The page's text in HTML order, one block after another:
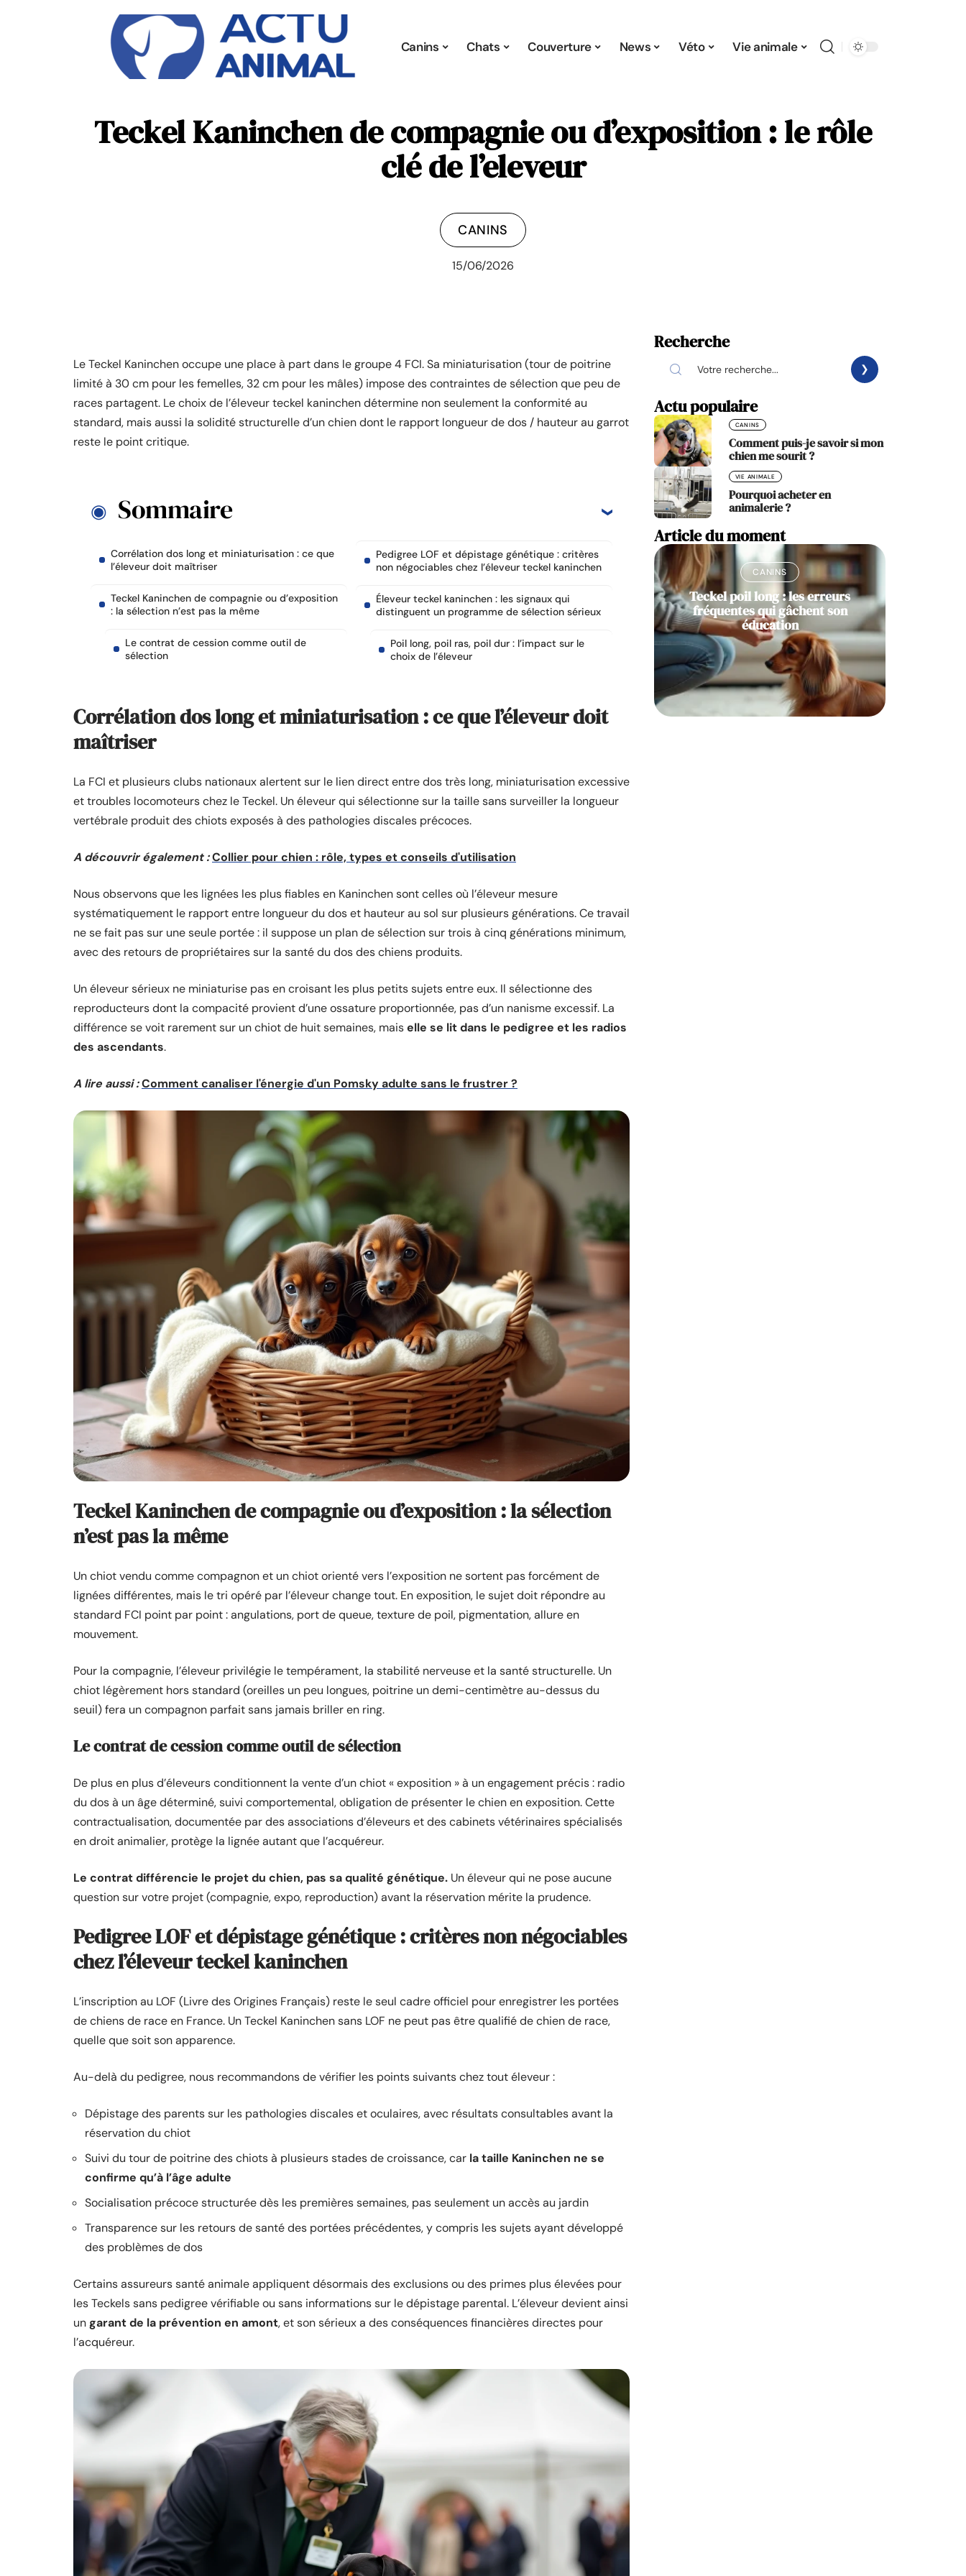
Canins Chats Couverture News Véto Vie animale
Teckel Kaninchen de compagnie ou d’exposition : le rôle
clé de l’eleveur
CANINS
15/06/2026
Le Teckel Kaninchen occupe une place à part dans le groupe 4 FCI. Sa miniaturisation (tour de poitrine
limité à 30 cm pour les femelles, 32 cm pour les mâles) impose des contraintes de sélection que peu de
races partagent. Le choix de l’éleveur teckel kaninchen détermine non seulement la conformité au
standard, mais aussi la solidité structurelle d’un chien dont le rapport longueur de dos / hauteur au garrot
reste le point critique.
Sommaire
Corrélation dos long et miniaturisation : ce que
l’éleveur doit maîtriser
Teckel Kaninchen de compagnie ou d’exposition
: la sélection n’est pas la même
Le contrat de cession comme outil de
sélection
Pedigree LOF et dépistage génétique : critères
non négociables chez l’éleveur teckel kaninchen
Éleveur teckel kaninchen : les signaux qui
distinguent un programme de sélection sérieux
Poil long, poil ras, poil dur : l’impact sur le
choix de l’éleveur
Corrélation dos long et miniaturisation : ce que l’éleveur doit
maîtriser
La FCI et plusieurs clubs nationaux alertent sur le lien direct entre dos très long, miniaturisation excessive
et troubles locomoteurs chez le Teckel. Un éleveur qui sélectionne sur la taille sans surveiller la longueur
vertébrale produit des chiots exposés à des pathologies discales précoces.
A découvrir également :Collier pour chien : rôle, types et conseils d'utilisation
Nous observons que les lignées les plus fiables en Kaninchen sont celles où l’éleveur mesure
systématiquement le rapport entre longueur du dos et hauteur au sol sur plusieurs générations. Ce travail
ne se fait pas sur une seule portée : il suppose un plan de sélection sur trois à cinq générations minimum,
avec des retours de propriétaires sur la santé du dos des chiens produits.
Un éleveur sérieux ne miniaturise pas en croisant les plus petits sujets entre eux. Il sélectionne des
reproducteurs dont la compacité provient d’une ossature proportionnée, pas d’un nanisme excessif. La
différence se voit rarement sur un chiot de huit semaines, maiselle se lit dans le pedigree et les radios
des ascendants.
A lire aussi :Comment canaliser l'énergie d'un Pomsky adulte sans le frustrer ?
Teckel Kaninchen de compagnie ou d’exposition : la sélection
n’est pas la même
Un chiot vendu comme compagnon et un chiot orienté vers l’exposition ne sortent pas forcément de
lignées différentes, mais le tri opéré par l’éleveur change tout. En exposition, le sujet doit répondre au
standard FCI point par point : angulations, port de queue, texture de poil, pigmentation, allure en
mouvement.
Pour la compagnie, l’éleveur privilégie le tempérament, la stabilité nerveuse et la santé structurelle. Un
chiot légèrement hors standard (oreilles un peu longues, poitrine un demi-centimètre au-dessus du
seuil) fera un compagnon parfait sans jamais briller en ring.
Le contrat de cession comme outil de sélection
De plus en plus d’éleveurs conditionnent la vente d’un chiot « exposition » à un engagement précis : radio
du dos à un âge déterminé, suivi comportemental, obligation de présenter le chien en exposition. Cette
contractualisation, documentée par des associations d’éleveurs et des cabinets vétérinaires spécialisés
en droit animalier, protège la lignée autant que l’acquéreur.
Le contrat différencie le projet du chien, pas sa qualité génétique. Un éleveur qui ne pose aucune
question sur votre projet (compagnie, expo, reproduction) avant la réservation mérite la prudence.
Pedigree LOF et dépistage génétique : critères non négociables
chez l’éleveur teckel kaninchen
L’inscription au LOF (Livre des Origines Français) reste le seul cadre officiel pour enregistrer les portées
de chiens de race en France. Un Teckel Kaninchen sans LOF ne peut pas être qualifié de chien de race,
quelle que soit son apparence.
Au-delà du pedigree, nous recommandons de vérifier les points suivants chez tout éleveur :
Dépistage des parents sur les pathologies discales et oculaires, avec résultats consultables avant la
réservation du chiot
Suivi du tour de poitrine des chiots à plusieurs stades de croissance, car la taille Kaninchen ne se
confirme qu’à l’âge adulte
Socialisation précoce structurée dès les premières semaines, pas seulement un accès au jardin
Transparence sur les retours de santé des portées précédentes, y compris les sujets ayant développé
des problèmes de dos
Certains assureurs santé animale appliquent désormais des exclusions ou des primes plus élevées pour
les Teckels sans pedigree vérifiable ou sans informations sur le dépistage parental. L’éleveur devient ainsi
ungarant de la prévention en amont, et son sérieux a des conséquences financières directes pour
l’acquéreur.
Recherche
Actu populaire
CANINS
Comment puis-je savoir si mon
chien me sourit ?
VIE ANIMALE
Pourquoi acheter en
animalerie ?
Article du moment
CANINS
Teckel poil long : les erreurs
fréquentes qui gâchent son
éducation